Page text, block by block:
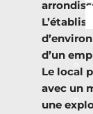
d’un
Le local
avec un
une